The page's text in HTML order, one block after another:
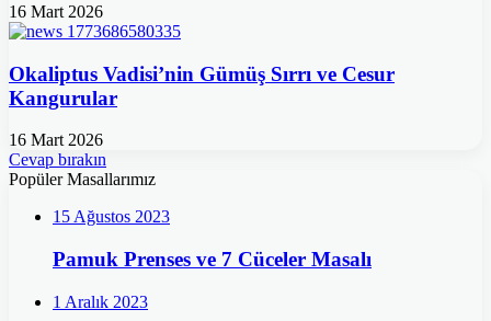
16 Mart 2026
Okaliptus Vadisi’nin Gümüş Sırrı ve Cesur
Kangurular
16 Mart 2026
Cevap bırakın
Popüler Masallarımız
15 Ağustos 2023
Pamuk Prenses ve 7 Cüceler Masalı
1 Aralık 2023